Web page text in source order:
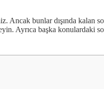
bunlar dışında kalan
Ayrıca başka konulardaki